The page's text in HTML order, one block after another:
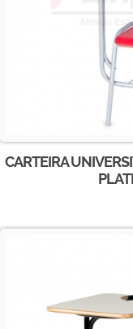
CARTEIRA